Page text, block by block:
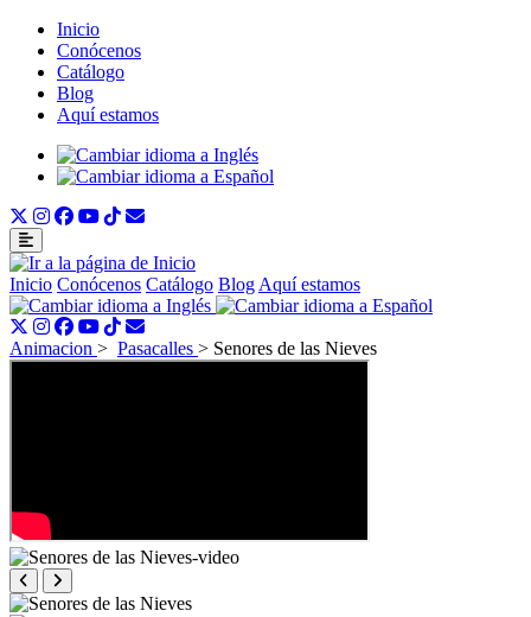
Inicio
Conócenos
Catálogo
Blog
Aquí estamos
Inicio Conócenos Catálogo Blog Aquí estamos
Animacion > Pasacalles > Senores de las Nieves